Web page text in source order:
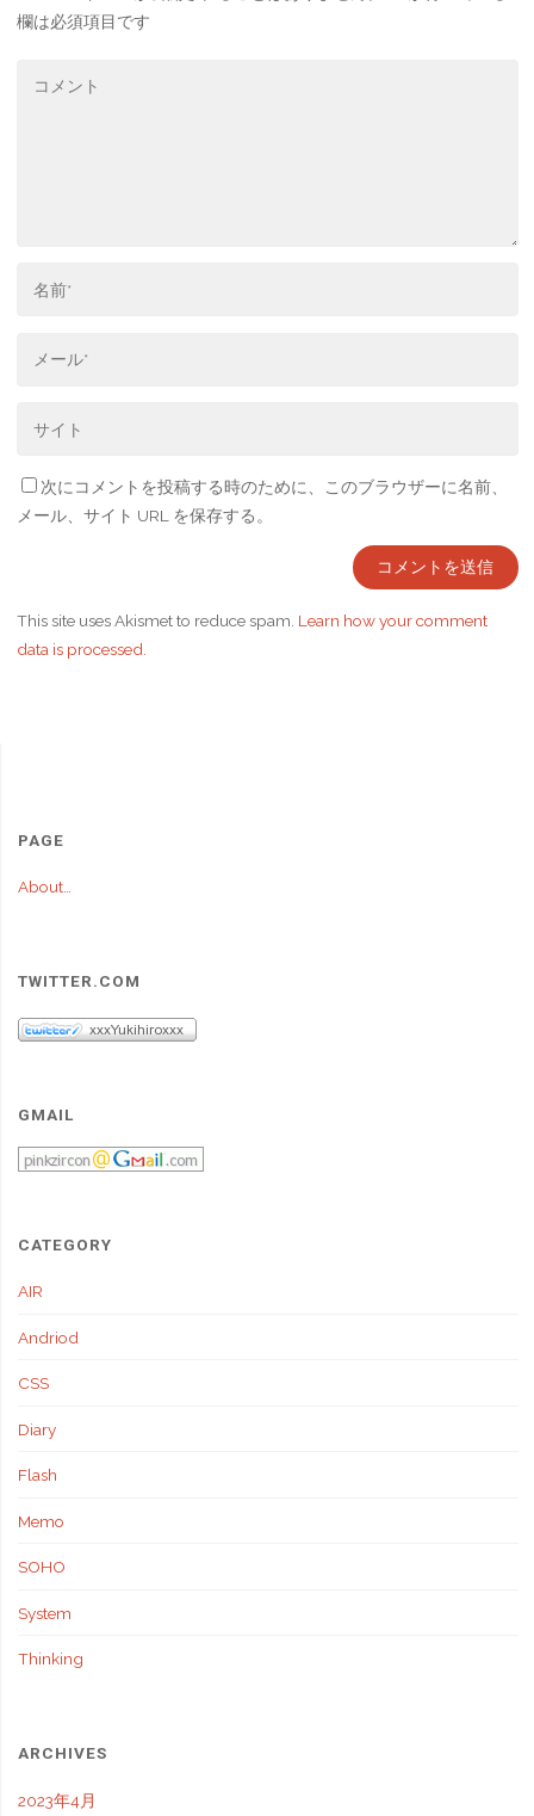
欄は必須項目です
次にコメントを投稿する時のために、このブラウザーに名前、
メール、サイト URL を保存する。
This site uses Akismet to reduce spam. Learn how your comment
data is processed.
PAGE
About…
TWITTER.COM
GMAIL
CATEGORY
AIR
Andriod
CSS
Diary
Flash
Memo
SOHO
System
Thinking
ARCHIVES
2023年4月